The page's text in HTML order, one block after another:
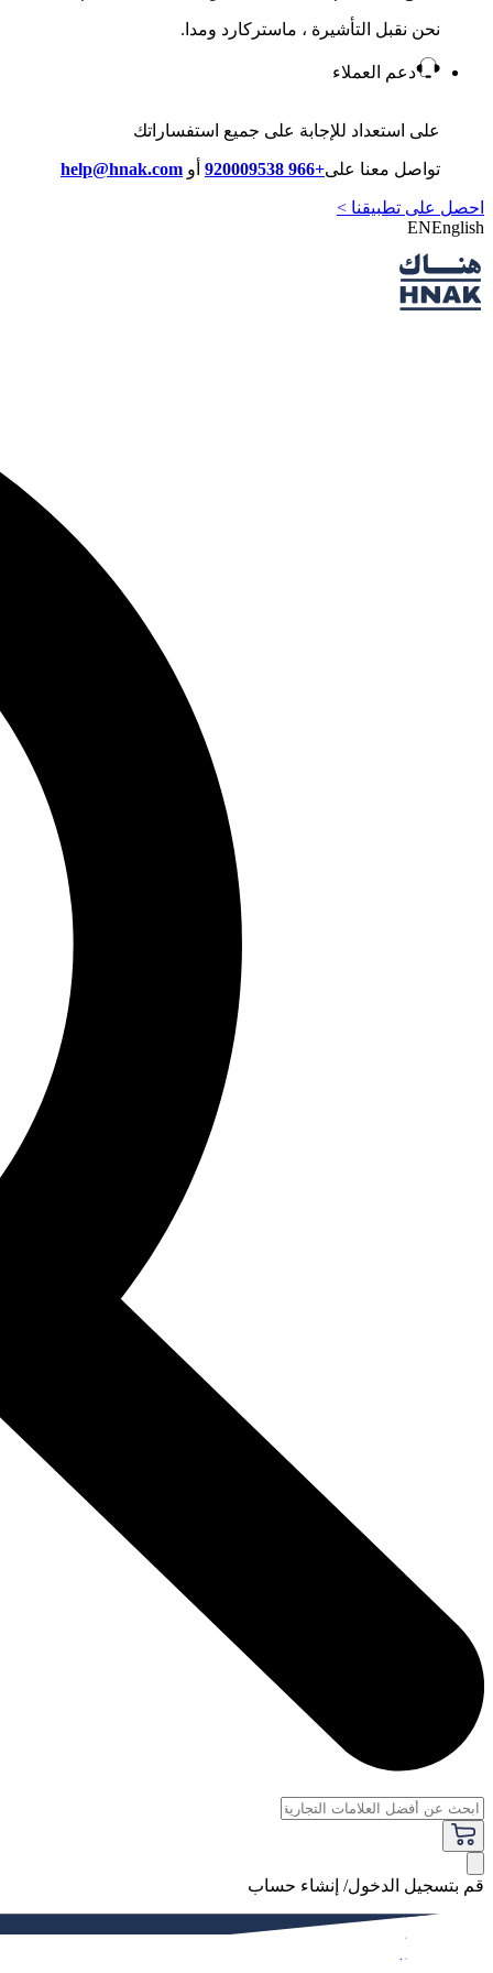
نحن نقبل التأشيرة ، ماستركارد ومدا.
دعم العملاء
على استعداد للإجابة على جميع استفساراتك
تواصل معنا على+966 920009538 أو help@hnak.com
احصل على تطبيقنا >
ENEnglish
قم بتسجيل الدخول/ إنشاء حساب
فاخر
النساء
الرجال